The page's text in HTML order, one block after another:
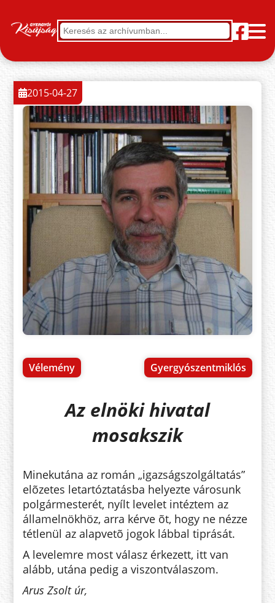
Vélemény Gyergyószentmiklós
2015-04-27
Az elnöki hivatal
mosakszik
Minekutána az román „igazságszolgáltatás”
elõzetes letartóztatásba helyezte városunk
polgármesterét, nyílt levelet intéztem az
államelnökhöz, arra kérve õt, hogy ne nézze
tétlenül az alapvetõ jogok lábbal tiprását.
A levelemre most válasz érkezett, itt van
alább, utána pedig a viszontválaszom.
Arus Zsolt úr,